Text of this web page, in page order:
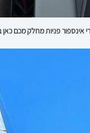
אינספור פניות מחלק מכם כאן